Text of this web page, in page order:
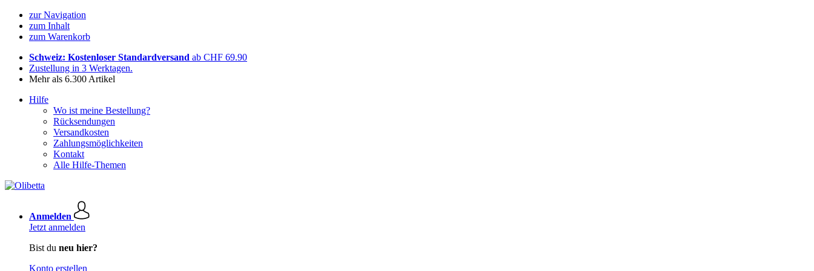
zur Navigation
zum Inhalt
zum Warenkorb
Schweiz: Kostenloser Standardversand ab CHF 69.90
Zustellung in 3 Werktagen.
Mehr als 6.300 Artikel
Hilfe
Wo ist meine Bestellung?
Rücksendungen
Versandkosten
Zahlungsmöglichkeiten
Kontakt
Alle Hilfe-Themen
Anmelden
Jetzt anmelden
Bist du neu hier?
Konto erstellen